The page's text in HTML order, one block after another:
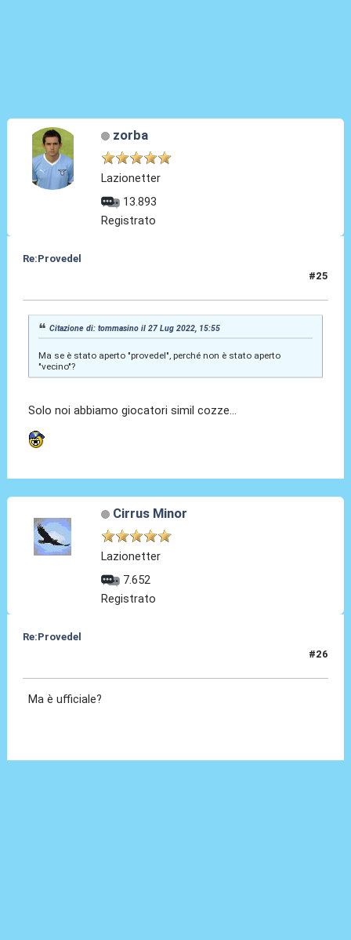
zorba
Lazionetter
13.893
Registrato
Re:Provedel
#25
Citazione di: tommasino il 27 Lug 2022, 15:55
Ma se è stato aperto "provedel", perché non è stato aperto
"vecino"?
Solo noi abbiamo giocatori simil cozze...
Cirrus Minor
Lazionetter
7.652
Registrato
Re:Provedel
#26
Ma è ufficiale?